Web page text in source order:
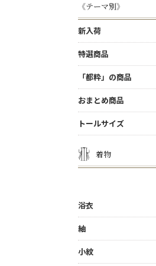
《テーマ別》
新入荷
特選商品
「都粋」の商品
おまとめ商品
トールサイズ
着物
浴衣
紬
小紋